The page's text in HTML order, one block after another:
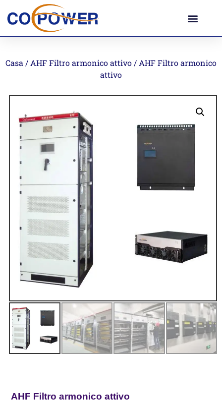
Casa / AHF Filtro armonico attivo / AHF Filtro armonico
attivo
AHF Filtro armonico attivo